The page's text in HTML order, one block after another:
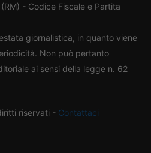
- Codice Fiscale e Partita
giornalistica, in quanto viene
Non può pertanto
ai sensi della legge n. 62
riservati - Contattaci